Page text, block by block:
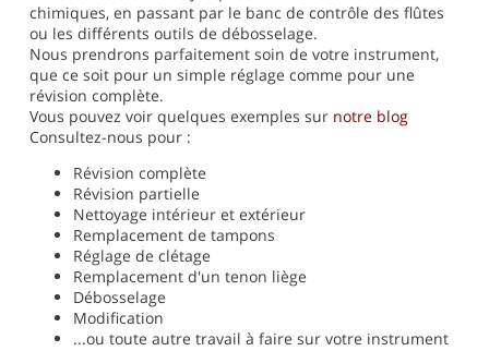
chimiques, en passant par le banc de contrôle des flûtes
ou les différents outils de débosselage.
Nous prendrons parfaitement soin de votre instrument,
que ce soit pour un simple réglage comme pour une
révision complète.
Vous pouvez voir quelques exemples sur notre blog
Consultez-nous pour :
Révision complète
Révision partielle
Nettoyage intérieur et extérieur
Remplacement de tampons
Réglage de clétage
Remplacement d'un tenon liège
Débosselage
Modification
...ou toute autre travail à faire sur votre instrument